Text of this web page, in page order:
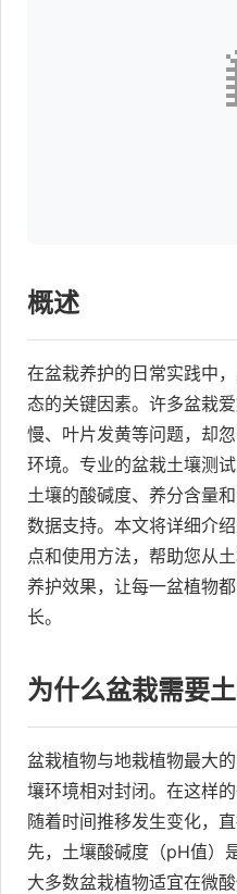
概述
在盆栽养护的日常实践中
态的关键因素。许多盆栽
慢、叶片发黄等问题，却
环境。专业的盆栽土壤测
土壤的酸碱度、养分含量
数据支持。本文将详细介
点和使用方法，帮助您从
养护效果，让每一盆植物
长。
为什么盆栽需要
盆栽植物与地栽植物最大
壤环境相对封闭。在这样
随着时间推移发生变化，
先，土壤酸碱度（pH值）
大多数盆栽植物适宜在微